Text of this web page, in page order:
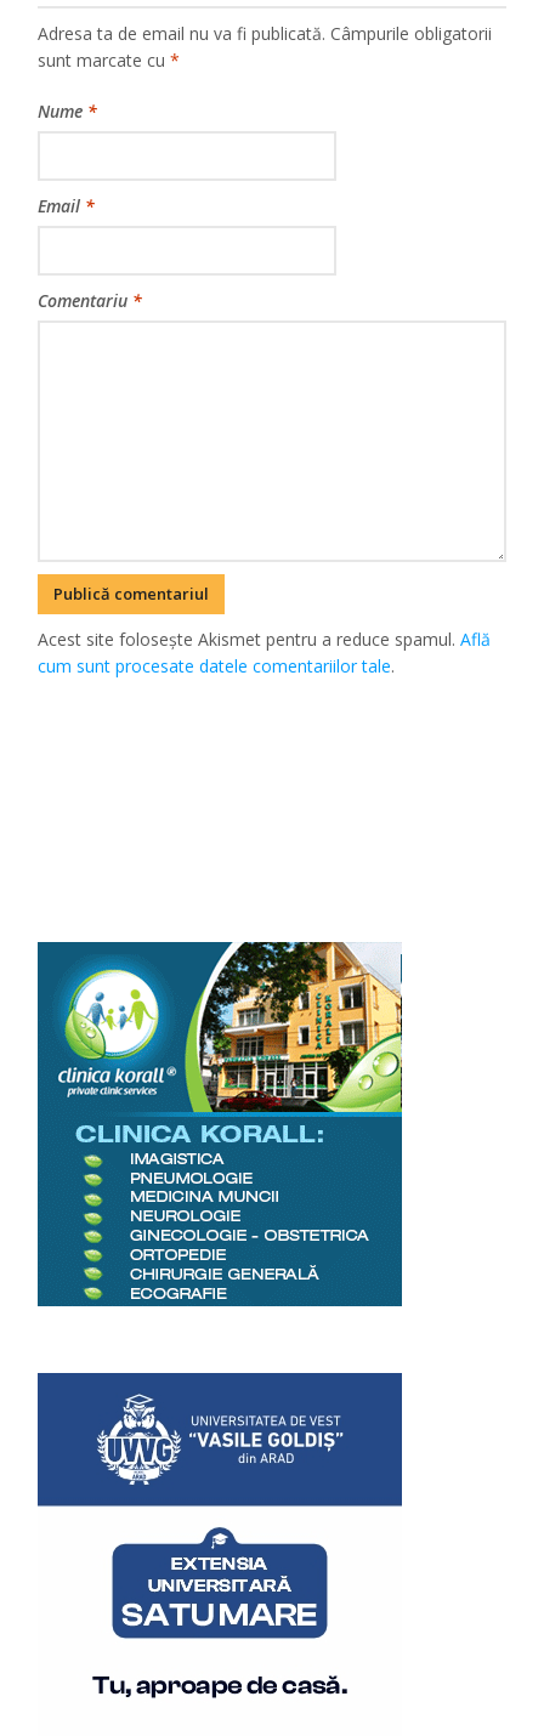
Adresa ta de email nu va fi publicată. Câmpurile obligatorii
sunt marcate cu*
Nume *
Email *
Comentariu *
Acest site folosește Akismet pentru a reduce spamul.Află
cum sunt procesate datele comentariilor tale.